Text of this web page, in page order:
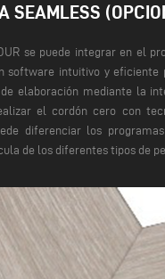
SEAMLESS
se puede integrar en el
software intuitivo y eficiente
elaboración mediante la
el cordón cero con
diferenciar los
de los diferentes tipos de